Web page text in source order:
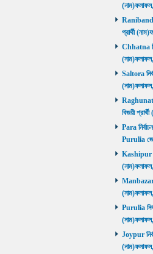
Ranibandh
প্রার্থী
Chhatna
Saltora
বিজয়ী
Para
Purulia
Kashipur
Manbazar
Purulia
Joypur